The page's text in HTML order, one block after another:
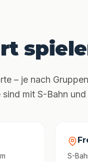
– je nach
mit S-Bahn
S-